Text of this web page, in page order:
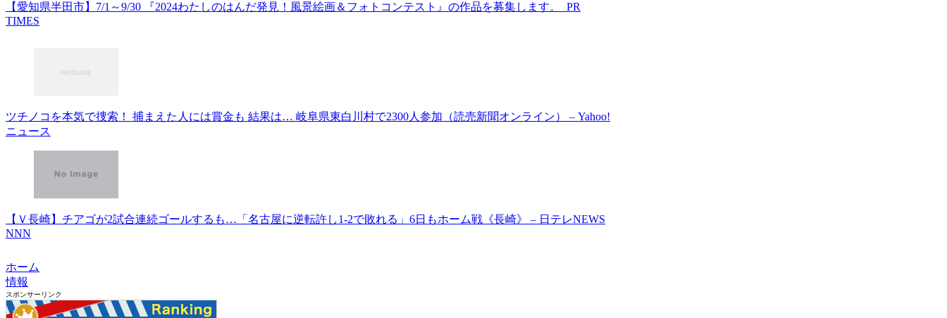
【愛知県半田市】7/1～9/30 『2024わたしのはんだ発見！風景絵画＆フォトコンテスト』の作品を募集します。 PR
TIMES
ツチノコを本気で捜索！ 捕まえた人には賞金も 結果は… 岐阜県東白川村で2300人参加（読売新聞オンライン） – Yahoo!
ニュース
【Ｖ長崎】チアゴが2試合連続ゴールするも…「名古屋に逆転許し1-2で敗れる」6日もホーム戦《長崎》 – 日テレNEWS
NNN
ホーム
情報
スポンサーリンク